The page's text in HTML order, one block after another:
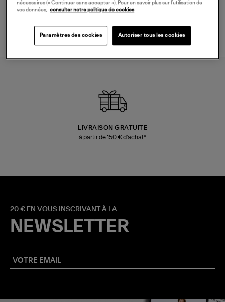
LIVRAISON GRATUITE
à partir de 150 € d'achat*
20 € EN VOUS INSCRIVANT À LA
NEWSLETTER
nécessaires (« Continuer sans accepter »). Pour en savoir plus sur l’utilisation de
vos données,
consulter notre politique de cookies
Paramètres des cookies Autoriser tous les cookies